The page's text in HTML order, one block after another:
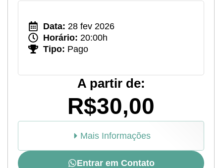
Data: 28 fev 2026
Horário: 20:00h
Tipo: Pago
A partir de:
R$30,00
Mais Informações
Entrar em Contato